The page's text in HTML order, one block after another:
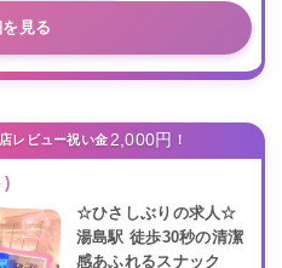
見る
レビュー祝い金 2,000円 ！
)
☆ひさしぶりの求人☆
湯島駅 徒歩30秒の清潔
感あふれるスナック